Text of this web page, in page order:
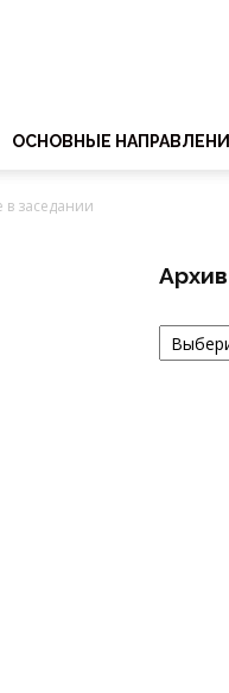
ОСНОВНЫЕ
заседании
Архив
Архив